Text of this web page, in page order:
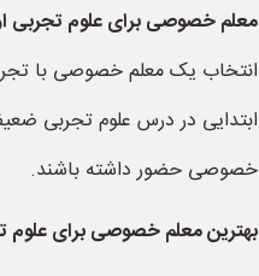
معلم خصوصی برای علوم تجربی
انتخاب یک معلم خصوصی با
ابتدایی در درس علوم تجربی
خصوصی حضور داشته باشند.
بهترین معلم خصوصی برای علوم